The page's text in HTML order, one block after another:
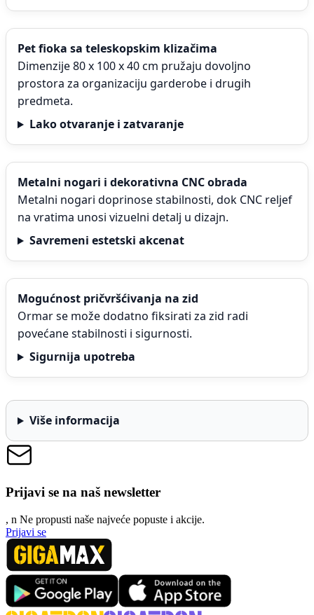
Pet fioka sa teleskopskim klizačima
Dimenzije 80 x 100 x 40 cm pružaju dovoljno
prostora za organizaciju garderobe i drugih
predmeta.
Lako otvaranje i zatvaranje
Metalni nogari i dekorativna CNC obrada
Metalni nogari doprinose stabilnosti, dok CNC reljef
na vratima unosi vizuelni detalj u dizajn.
Savremeni estetski akcenat
Mogućnost pričvršćivanja na zid
Ormar se može dodatno fiksirati za zid radi
povećane stabilnosti i sigurnosti.
Sigurnija upotreba
Više informacija
Prijavi se na naš newsletter
, n Ne propusti naše najveće popuste i akcije.
Prijavi se